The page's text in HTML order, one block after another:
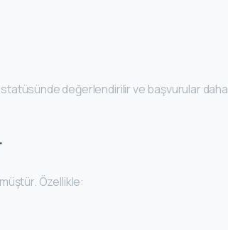
statüsünde değerlendirilir ve başvurular daha
Özellikle: